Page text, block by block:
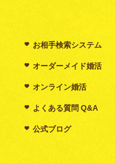
お相手検索システム
オーダーメイド婚活
オンライン婚活
よくある質問 Q&A
公式ブログ